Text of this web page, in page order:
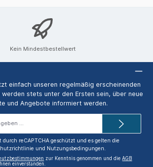
Kein Mindestbestellwert
einfach unseren regelmäßig erscheinenden
stets unter den Ersten sein, über neue
und Angebote informiert werden.
durch reCAPTCHA geschützt und es gelten die
und Nutzungsbedingungen.
zur Kenntnis genommen und dieAGB
einverstanden.